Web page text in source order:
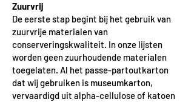
Zuurvrij
De eerste stap begint bij het gebruik van
zuurvrije materialen van
conserveringskwaliteit. In onze lijsten
worden geen zuurhoudende materialen
toegelaten. Al het passe-partoutkarton
dat wij gebruiken is museumkarton,
vervaardigd uit alpha-cellulose of katoen